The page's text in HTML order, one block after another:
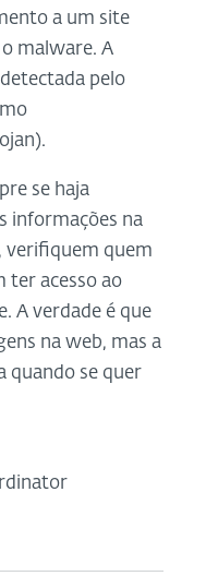
a um site
malware. A
pelo
se haja
informações na
verifiquem quem
ter acesso ao
A verdade é que
na web, mas a
quando se quer